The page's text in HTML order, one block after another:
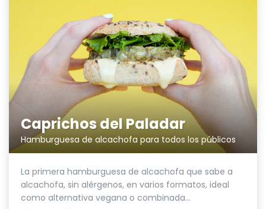
Caprichos del Paladar
Hamburguesa de alcachofa para todos los públicos
La primera hamburguesa de alcachofa que sabe a
alcachofa, sin alérgenos, en varios formatos, ideal
como alternativa vegana o combinada...